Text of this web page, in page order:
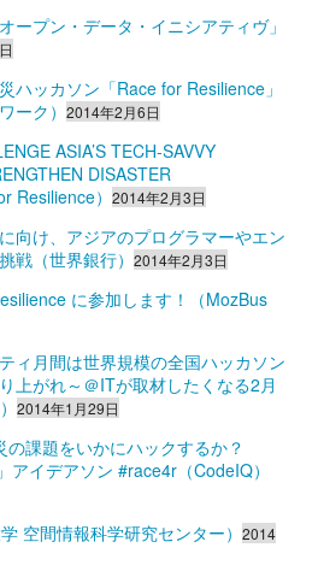
ープン・データ・イニシアティヴ」
ハッカソン「Race for Resilience」
ーク） 2014年2月6日
ASIA’S TECH-SAVVY
DISASTER
Resilience） 2014年2月3日
向け、アジアのプログラマーやエン
戦（世界銀行） 2014年2月3日
に参加します！（MozBus
ィ月間は世界規模の全国ハッカソン
上がれ～＠ITが取材したくなる2月
2014年1月29日
課題をいかにハックするか？
アイデアソン #race4r（CodeIQ）
空間情報科学研究センター） 2014